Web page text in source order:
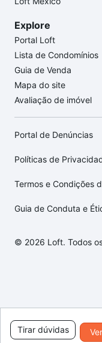
Tirar dúvidas
Explore
Portal Loft
Lista de Condomínios
Guia de Venda
Mapa do site
Avaliação de imóvel
Portal de Denúncias
Políticas de
Termos e Condições
Guia de Conduta e
© 2026 Loft. Todos